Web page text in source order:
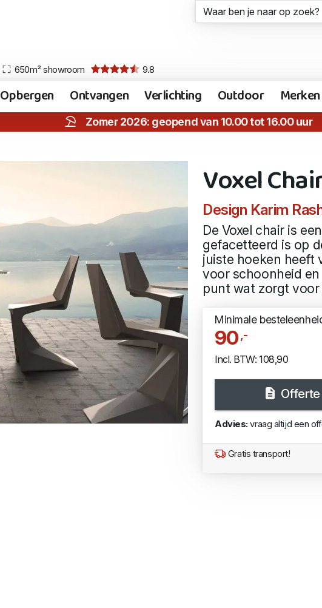
650m² showroom 9.8
Opbergen Ontvangen Verlichting Outdoor Merken
Zomer 2026: geopend van 10.00 tot 16.00 uur
Voxel
Design Karim
De Voxel chair is
gefacetteerd is op
juiste hoeken heeft
voor schoonheid
punt wat zorgt voor
Minimale
90,-
Incl. BTW: 108,90
Offerte
Advies: vraag altijd een
Gratis transport!